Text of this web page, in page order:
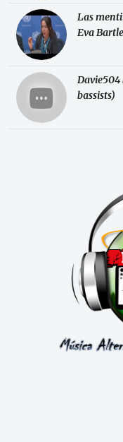
Las
Eva
Davie504
bassists)